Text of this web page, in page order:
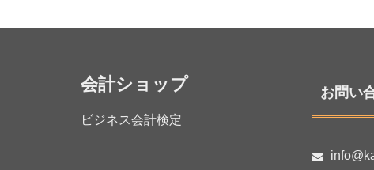
会計ショップ
ビジネス会計検定
お問い